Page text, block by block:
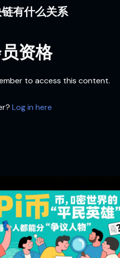
有什么关系
资格
to access this content.
Log in here